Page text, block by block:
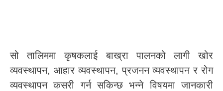
सो तालिममा कृषकलाई बाख्रा पालनको लागी खोर
व्यवस्थापन, आहार व्यवस्थापन, प्रजनन व्यवस्थापन र रोग
व्यवस्थापन कसरी गर्न सकिन्छ भन्ने विषयमा जानकारी